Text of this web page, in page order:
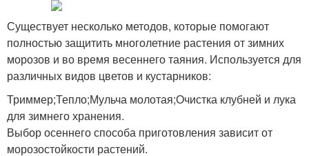
Многолетние цвета Растения на зиму
Многолетники к зиме
Существует несколько методов, которые помогают
полностью защитить многолетние растения от зимних
морозов и во время весеннего таяния. Используется для
различных видов цветов и кустарников:
Триммер;Тепло;Мульча молотая;Очистка клубней и лука
для зимнего хранения.
Выбор осеннего способа приготовления зависит от
морозостойкости растений.